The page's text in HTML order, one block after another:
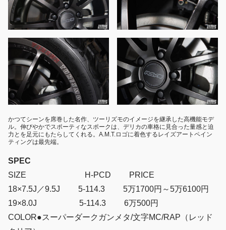
かつてシーンを席巻した名作、ツーリズモのイメージを継承した高機能モデ
ル。伸びやかでスポーティなスポークは、デリカの車格に見合った量感と迫
力とを足元にもたらしてくれる。A.M.T.ロゴに着色するレイズアートペイン
ティングは最先端。
SPEC
SIZE H-PCD PRICE
18×7.5J／9.5J 5-114.3 5万1700円～5万6100円
19×8.0J 5-114.3 6万500円
COLOR●スーパーダークガンメタ/文字MC/RAP（レッド